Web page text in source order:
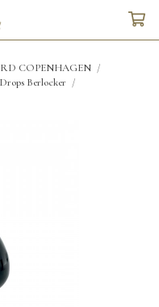
COPENHAGEN /
Berlocker /